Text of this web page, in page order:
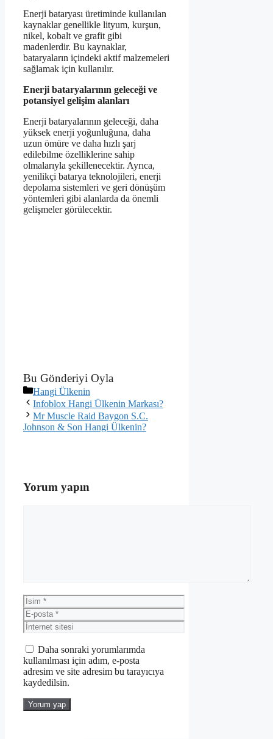
Enerji bataryası üretiminde kullanılan
kaynaklar genellikle lityum, kurşun,
nikel, kobalt ve grafit gibi
madenlerdir. Bu kaynaklar,
bataryaların içindeki aktif malzemeleri
sağlamak için kullanılır.
Enerji bataryalarının geleceği ve
potansiyel gelişim alanları
Enerji bataryalarının geleceği, daha
yüksek enerji yoğunluğuna, daha
uzun ömüre ve daha hızlı şarj
edilebilme özelliklerine sahip
olmalarıyla şekillenecektir. Ayrıca,
yenilikçi batarya teknolojileri, enerji
depolama sistemleri ve geri dönüşüm
yöntemleri gibi alanlarda da önemli
gelişmeler görülecektir.
Bu Gönderiyi Oyla
Kategoriler
Hangi Ülkenin
Infoblox Hangi Ülkenin Markası?
Mr Muscle Raid Baygon S.C.
Johnson & Son Hangi Ülkenin?
Yorum yapın
İsim
E-
posta
İnternet
sitesi
Daha sonraki yorumlarımda
kullanılması için adım, e-posta
adresim ve site adresim bu tarayıcıya
kaydedilsin.